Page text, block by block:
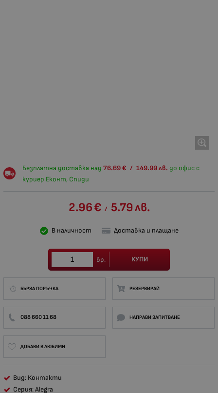
Безплатна доставка над 76.69 € / 149.99 лв. до офис с
куриер Еконт, Спиди
2.96€ / 5.79лв.
В наличност Доставка и плащане
бр. КУПИ
БЪРЗА ПОРЪЧКА РЕЗЕРВИРАЙ
088 660 11 68 НАПРАВИ ЗАПИТВАНЕ
ДОБАВИ В ЛЮБИМИ
Вид: Контакти
Серия: Alegra